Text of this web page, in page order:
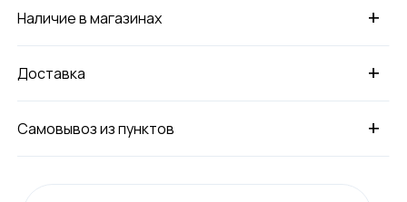
+
Наличие в магазинах
+
Доставка
+
Самовывоз из пунктов